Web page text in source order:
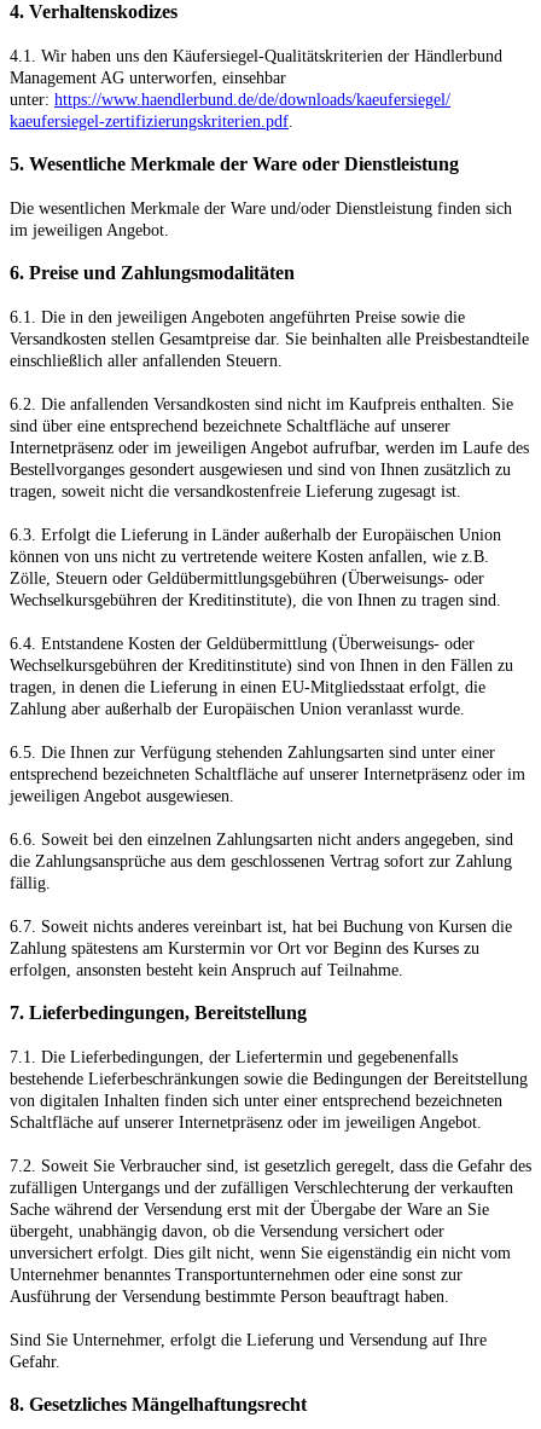
4. Verhaltenskodizes
4.1. Wir haben uns den Käufersiegel-Qualitätskriterien der Händlerbund
Management AG unterworfen, einsehbar
unter: https://www.haendlerbund.de/de/downloads/kaeufersiegel/
kaeufersiegel-zertifizierungskriterien.pdf.
5. Wesentliche Merkmale der Ware oder Dienstleistung
Die wesentlichen Merkmale der Ware und/oder Dienstleistung finden sich
im jeweiligen Angebot.
6. Preise und Zahlungsmodalitäten
6.1. Die in den jeweiligen Angeboten angeführten Preise sowie die
Versandkosten stellen Gesamtpreise dar. Sie beinhalten alle Preisbestandteile
einschließlich aller anfallenden Steuern.
6.2. Die anfallenden Versandkosten sind nicht im Kaufpreis enthalten. Sie
sind über eine entsprechend bezeichnete Schaltfläche auf unserer
Internetpräsenz oder im jeweiligen Angebot aufrufbar, werden im Laufe des
Bestellvorganges gesondert ausgewiesen und sind von Ihnen zusätzlich zu
tragen, soweit nicht die versandkostenfreie Lieferung zugesagt ist.
6.3. Erfolgt die Lieferung in Länder außerhalb der Europäischen Union
können von uns nicht zu vertretende weitere Kosten anfallen, wie z.B.
Zölle, Steuern oder Geldübermittlungsgebühren (Überweisungs- oder
Wechselkursgebühren der Kreditinstitute), die von Ihnen zu tragen sind.
6.4. Entstandene Kosten der Geldübermittlung (Überweisungs- oder
Wechselkursgebühren der Kreditinstitute) sind von Ihnen in den Fällen zu
tragen, in denen die Lieferung in einen EU-Mitgliedsstaat erfolgt, die
Zahlung aber außerhalb der Europäischen Union veranlasst wurde.
6.5. Die Ihnen zur Verfügung stehenden Zahlungsarten sind unter einer
entsprechend bezeichneten Schaltfläche auf unserer Internetpräsenz oder im
jeweiligen Angebot ausgewiesen.
6.6. Soweit bei den einzelnen Zahlungsarten nicht anders angegeben, sind
die Zahlungsansprüche aus dem geschlossenen Vertrag sofort zur Zahlung
fällig.
6.7. Soweit nichts anderes vereinbart ist, hat bei Buchung von Kursen die
Zahlung spätestens am Kurstermin vor Ort vor Beginn des Kurses zu
erfolgen, ansonsten besteht kein Anspruch auf Teilnahme.
7. Lieferbedingungen, Bereitstellung
7.1. Die Lieferbedingungen, der Liefertermin und gegebenenfalls
bestehende Lieferbeschränkungen sowie die Bedingungen der Bereitstellung
von digitalen Inhalten finden sich unter einer entsprechend bezeichneten
Schaltfläche auf unserer Internetpräsenz oder im jeweiligen Angebot.
7.2. Soweit Sie Verbraucher sind, ist gesetzlich geregelt, dass die Gefahr des
zufälligen Untergangs und der zufälligen Verschlechterung der verkauften
Sache während der Versendung erst mit der Übergabe der Ware an Sie
übergeht, unabhängig davon, ob die Versendung versichert oder
unversichert erfolgt. Dies gilt nicht, wenn Sie eigenständig ein nicht vom
Unternehmer benanntes Transportunternehmen oder eine sonst zur
Ausführung der Versendung bestimmte Person beauftragt haben.
Sind Sie Unternehmer, erfolgt die Lieferung und Versendung auf Ihre
Gefahr.
8. Gesetzliches Mängelhaftungsrecht